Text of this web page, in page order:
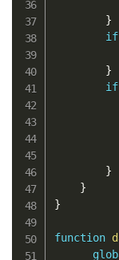
}
if
}
if
}
}
}
function